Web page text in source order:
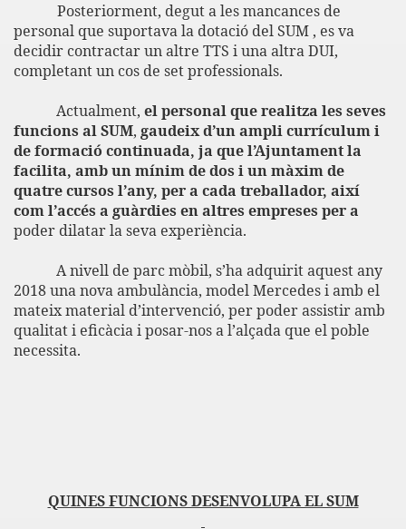
Posteriorment, degut a les mancances de
personal que suportava la dotació del SUM , es va
decidir contractar un altre TTS i una altra DUI,
completant un cos de set professionals.
Actualment,el personal que realitza les seves
funcions al SUM, gaudeix d’un ampli currículum i
de formació continuada, ja que l’Ajuntament la
facilita, amb un mínim de dos i un màxim de
quatre cursos l’any, per a cada treballador, així
com l’accés a guàrdies en altres empreses per a
poder dilatar la seva experiència.
A nivell de parc mòbil, s’ha adquirit aquest any
2018 una nova ambulància, model Mercedes i amb el
mateix material d’intervenció, per poder assistir amb
qualitat i eficàcia i posar-nos a l’alçada que el poble
necessita.
QUINES FUNCIONS DESENVOLUPA EL SUM